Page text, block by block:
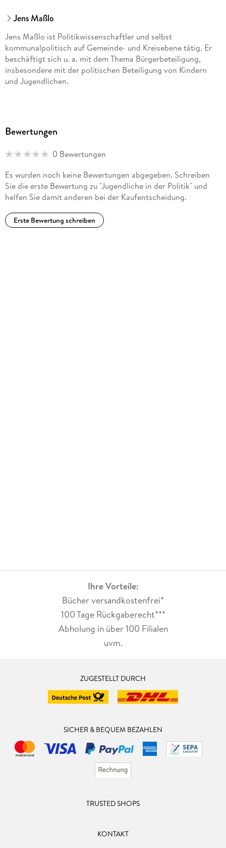
Jens Maßlo
Jens Maßlo ist Politikwissenschaftler und selbst
kommunalpolitisch auf Gemeinde- und Kreisebene tätig. Er
beschäftigt sich u. a. mit dem Thema Bürgerbeteiligung,
insbesondere mit der politischen Beteiligung von Kindern
und Jugendlichen.
Bewertungen
0 Bewertungen
Es wurden noch keine Bewertungen abgegeben. Schreiben
Sie die erste Bewertung zu "Jugendliche in der Politik" und
helfen Sie damit anderen bei der Kaufentscheidung.
Erste Bewertung schreiben
Ihre Vorteile:
Bücher versandkostenfrei*
100 Tage Rückgaberecht***
Abholung in über 100 Filialen
uvm.
ZUGESTELLT DURCH
SICHER & BEQUEM BEZAHLEN
TRUSTED SHOPS
KONTAKT